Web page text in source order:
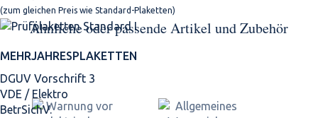
(zum gleichen Preis wie Standard-Plaketten)
MEHRJAHRES­PLAKETTEN
DGUV Vorschrift 3
VDE / Elektro
BetrSichV.
Ähnliche oder passende Artikel und Zubehör